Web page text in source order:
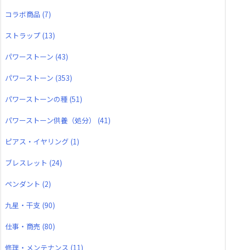
コラボ商品 (7)
ストラップ (13)
パワーストーン (43)
パワーストーン (353)
パワーストーンの種 (51)
パワーストーン供養（処分） (41)
ピアス・イヤリング (1)
ブレスレット (24)
ペンダント (2)
九星・干支 (90)
仕事・商売 (80)
修理・メンテナンス (11)